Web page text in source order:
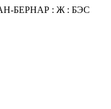
БЕРНАР : Ж : БЭС